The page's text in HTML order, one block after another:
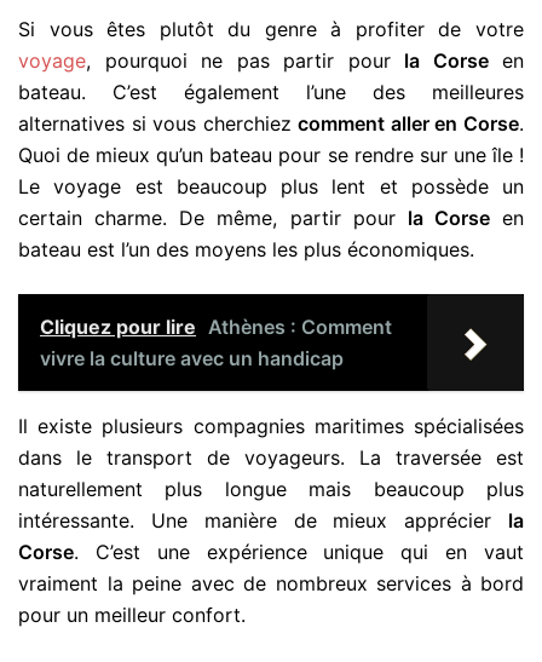
Si vous êtes plutôt du genre à profiter de votre
voyage, pourquoi ne pas partir pour la Corseen
bateau. C’est également l’une des meilleures
alternatives si vous cherchiezcomment aller en Corse.
Quoi de mieux qu’un bateau pour se rendre sur une île !
Le voyage est beaucoup plus lent et possède un
certain charme. De même, partir pour la Corseen
bateau est l’un des moyens les plus économiques.
Cliquez pour lire Athènes : Comment
vivre la culture avec un handicap
Il existe plusieurs compagnies maritimes spécialisées
dans le transport de voyageurs. La traversée est
naturellement plus longue mais beaucoup plus
intéressante. Une manière de mieux apprécier la
Corse. C’est une expérience unique qui en vaut
vraiment la peine avec de nombreux services à bord
pour un meilleur confort.